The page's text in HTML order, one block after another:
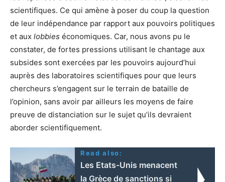
scientifiques. Ce qui amène à poser du coup la question
de leur indépendance par rapport aux pouvoirs politiques
et aux lobbies économiques. Car, nous avons pu le
constater, de fortes pressions utilisant le chantage aux
subsides sont exercées par les pouvoirs aujourd’hui
auprès des laboratoires scientifiques pour que leurs
chercheurs s’engagent sur le terrain de bataille de
l’opinion, sans avoir par ailleurs les moyens de faire
preuve de distanciation sur le sujet qu’ils devraient
aborder scientifiquement.
Read also:
Les Etats-Unis menacent
la Grèce de sanctions si